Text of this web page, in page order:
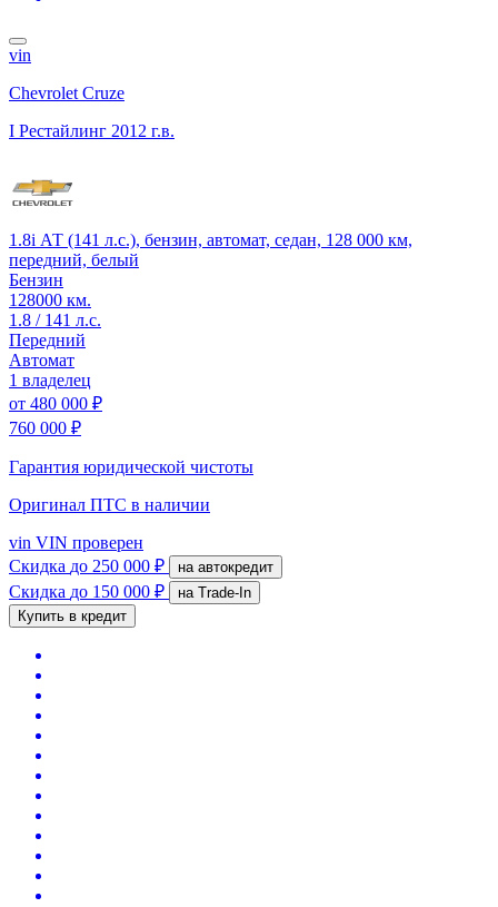
vin
Chevrolet Cruze
I Рестайлинг 2012 г.в.
1.8i АТ (141 л.с.), бензин, автомат, седан, 128 000 км,
передний, белый
Бензин
128000 км.
1.8 / 141 л.с.
Передний
Автомат
1 владелец
от 480 000 ₽
760 000 ₽
Гарантия юридической чистоты
Оригинал ПТС в наличии
vin VIN проверен
Скидка до 250 000 ₽ на автокредит
Скидка до 150 000 ₽
на Trade-In
Купить в кредит